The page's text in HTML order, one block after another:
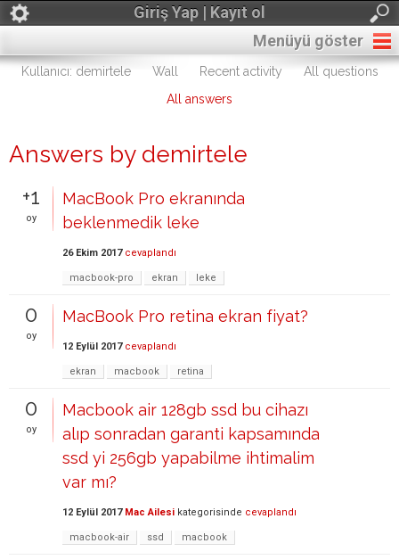
Giriş Yap | Kayıt ol
Menüyü göster
Kullanıcı: demirtele Wall Recent activity
All questions
All answers
Answers by demirtele
+1
oy
MacBook Pro ekranında
beklenmedik leke
26 Ekim 2017 cevaplandı
macbook-pro ekran leke
0
oy
MacBook Pro retina ekran fiyat?
12 Eylül 2017 cevaplandı
ekran macbook retina
0
oy
Macbook air 128gb ssd bu cihazı
alıp sonradan garanti kapsamında
ssd yi 256gb yapabilme ihtimalim
var mı?
12 Eylül 2017 Mac Ailesi kategorisinde cevaplandı
macbook-air ssd macbook